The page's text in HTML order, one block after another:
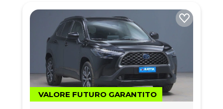
VALORE FUTURO GARANTITO